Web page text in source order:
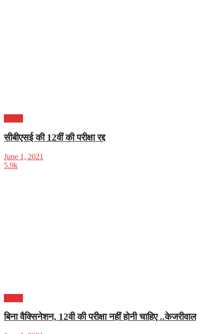
सीबीएसई की 12वीं की परीक्षा रद्द
June 1, 2021
5.9k
बिना वैक्सिनेशन, 12वी की परीक्षा नहीं होनी चाहिए ..केजरीवाल